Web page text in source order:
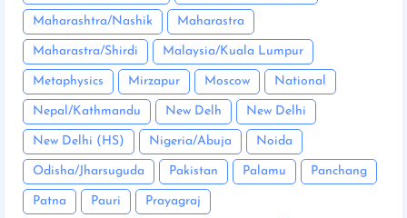
Maharashtra/Nashik Maharastra
Maharastra/Shirdi Malaysia/Kuala Lumpur
Metaphysics Mirzapur Moscow National
Nepal/Kathmandu New Delh New Delhi
New Delhi (HS) Nigeria/Abuja Noida
Odisha/Jharsuguda Pakistan Palamu Panchang
Patna Pauri Prayagraj